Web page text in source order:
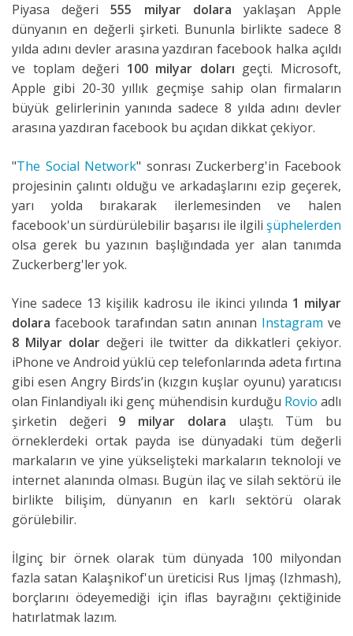
Piyasa değeri555 milyar dolara yaklaşan Apple
dünyanın en değerli şirketi. Bununla birlikte sadece 8
yılda adını devler arasına yazdıran facebook halka açıldı
ve toplam değeri 100 milyar doları geçti. Microsoft,
Apple gibi 20-30 yıllık geçmişe sahip olan firmaların
büyük gelirlerinin yanında sadece 8 yılda adını devler
arasına yazdıran facebook bu açıdan dikkat çekiyor.
"The Social Network" sonrası Zuckerberg'in Facebook
projesinin çalıntı olduğu ve arkadaşlarını ezip geçerek,
yarı yolda bırakarak ilerlemesinden ve halen
facebook'un sürdürülebilir başarısı ile ilgili şüphelerden
olsa gerek bu yazının başlığındada yer alan tanımda
Zuckerberg'ler yok.
Yine sadece 13 kişilik kadrosu ile ikinci yılında 1 milyar
dolara facebook tarafından satın anınan Instagram ve
8 Milyar dolardeğeri ile twitter da dikkatleri çekiyor.
iPhone ve Android yüklü cep telefonlarında adeta fırtına
gibi esen Angry Birds’in (kızgın kuşlar oyunu) yaratıcısı
olan Finlandiyalı iki genç mühendisin kurduğu Rovio adlı
şirketin değeri 9 milyar dolara ulaştı. Tüm bu
örneklerdeki ortak payda ise dünyadaki tüm değerli
markaların ve yine yükselişteki markaların teknoloji ve
internet alanında olması. Bugün ilaç ve silah sektörü ile
birlikte bilişim, dünyanın en karlı sektörü olarak
görülebilir.
İlginç bir örnek olarak tüm dünyada 100 milyondan
fazla satan Kalaşnikof'un üreticisi Rus Ijmaş (Izhmash),
borçlarını ödeyemediği için iflas bayrağını çektiğinide
hatırlatmak lazım.